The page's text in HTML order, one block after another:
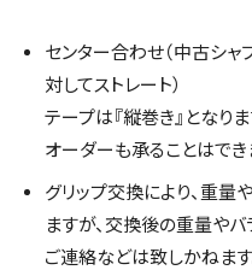
センター合わせ（中古シ
対してストレート）
テープは『縦巻き』となり
オーダーも承ることはでき
グリップ交換により、重
ますが、交換後の重量やバ
ご連絡などは致しかねます